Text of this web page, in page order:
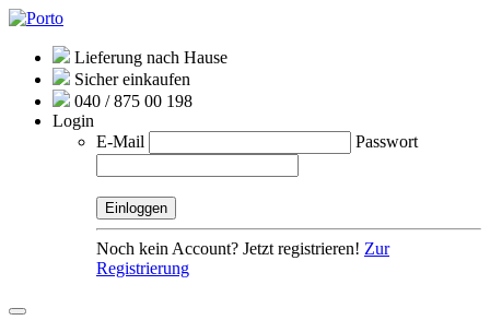
Lieferung nach Hause
Sicher einkaufen
040 / 875 00 198
Login
E-Mail
Passwort
Noch kein Account? Jetzt registrieren! Zur
Registrierung